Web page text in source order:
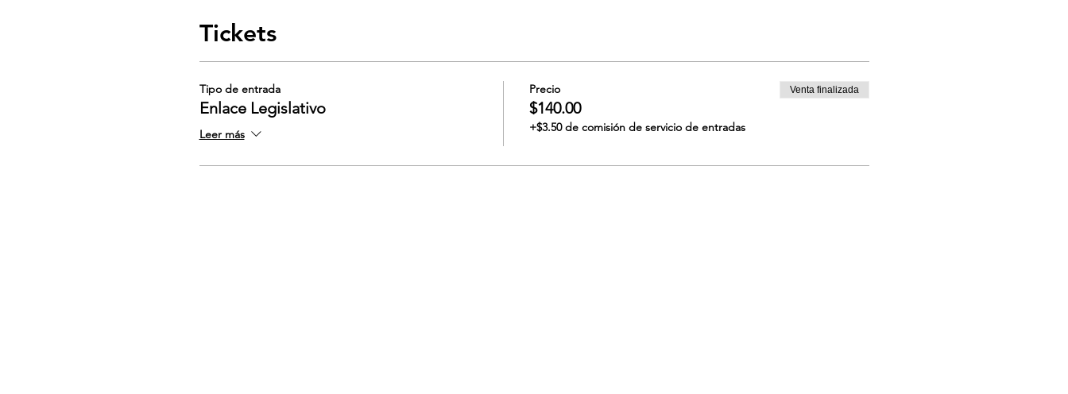
Tickets
Tipo de entrada
Enlace Legislativo
Leer más
Precio
$140.00
+$3.50 de comisión de servicio de entradas
Venta finalizada